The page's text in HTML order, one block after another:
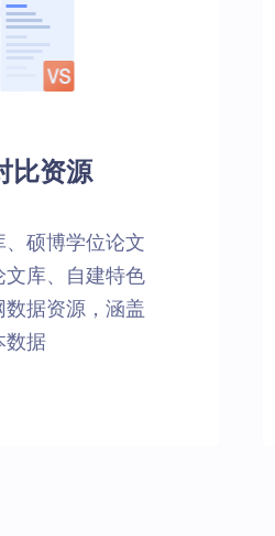
比资源
硕博学位论文
库、自建特色
据资源，涵盖
数据